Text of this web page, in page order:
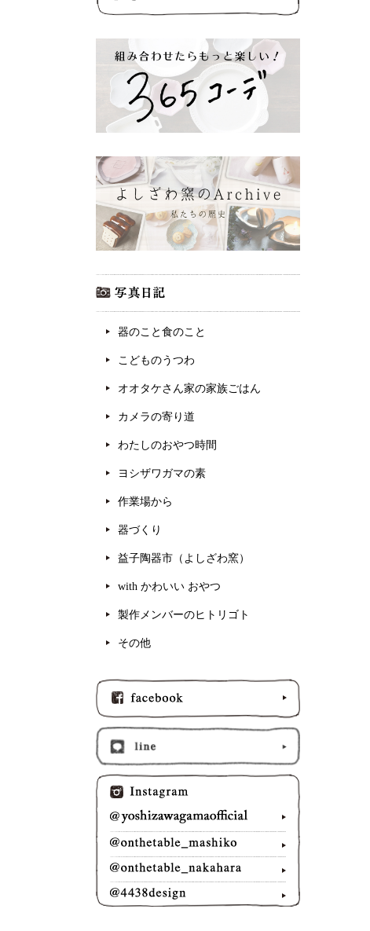
器のこと食のこと
こどものうつわ
オオタケさん家の家族ごはん
カメラの寄り道
わたしのおやつ時間
ヨシザワガマの素
作業場から
器づくり
益子陶器市（よしざわ窯）
with かわいい おやつ
製作メンバーのヒトリゴト
その他